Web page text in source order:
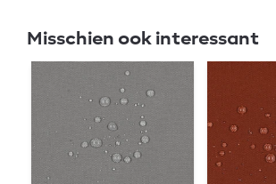
Misschien ook interessant